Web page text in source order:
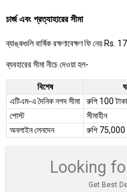
চার্জ এবং প্রত্যাহারের সীমা
ব্যাঙ্কগুলি বার্ষিক রক্ষণাবেক্ষণ ফি নেয় Rs.
ব্যবহারের সীমা নীচে দেওয়া হল-
বিশেষ
এটিএম-এ দৈনিক নগদ সীমা
রুপি 100
পোস্ট
সীমাহীন
অনলাইন লেনদেন
রুপি 75,000
Looking
Get Best